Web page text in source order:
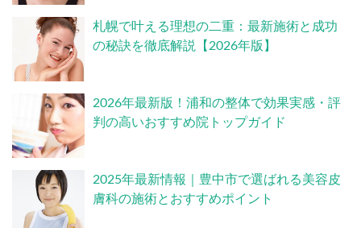
札幌で叶える理想の二重：最新施術と成功
の秘訣を徹底解説【2026年版】
2026年最新版！浦和の整体で効果実感・評
判の高いおすすめ院トップガイド
2025年最新情報｜豊中市で選ばれる美容皮
膚科の施術とおすすめポイント